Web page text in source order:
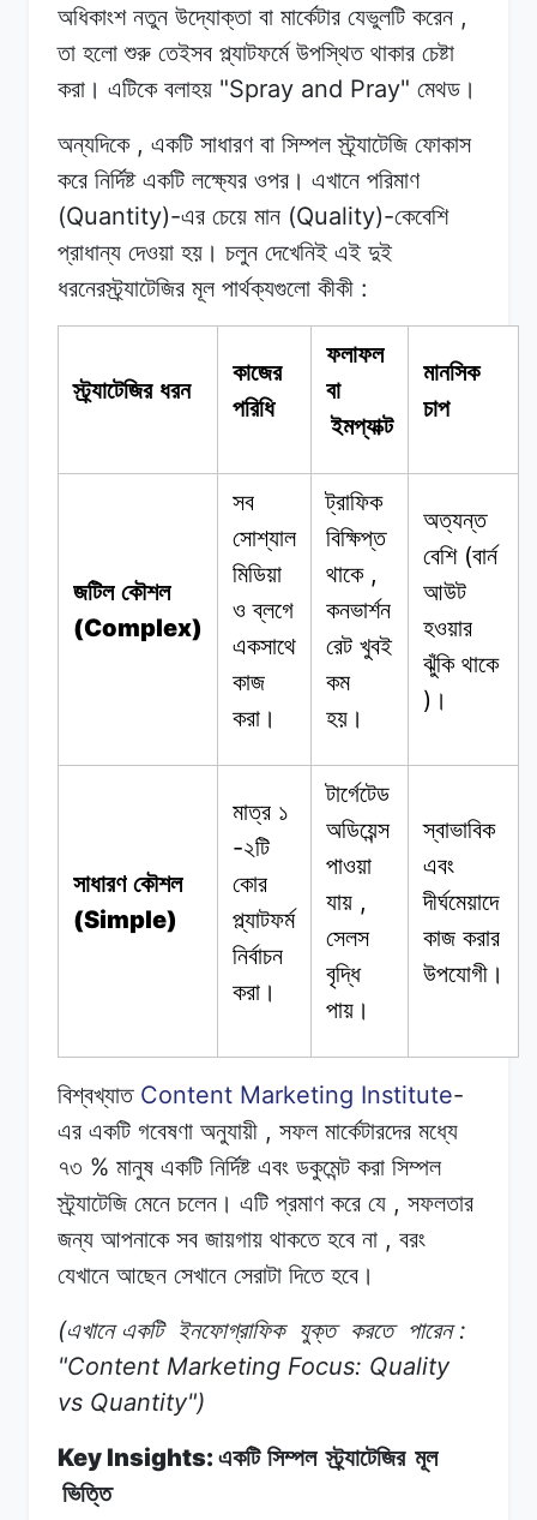
অধিকাংশ নতুন উদ্যোক্তা বা মার্কেটার যেভুলটি করেন ,
তা হলো শুরু তেইসব প্ল্যাটফর্মে উপস্থিত থাকার চেষ্টা
করা। এটিকে বলাহয় "Spray and Pray" মেথড।
অন্যদিকে, একটি সাধারণ বা সিম্পল স্ট্র্যাটেজি ফোকাস
করে নির্দিষ্ট একটি লক্ষ্যের ওপর। এখানে পরিমাণ
(Quantity)-এর চেয়ে মান (Quality)-কেবেশি
প্রাধান্য দেওয়া হয়। চলুন দেখেনিই এই দুই
ধরনেরস্ট্র্যাটেজির মূল পার্থক্যগুলো কীকী :
স্ট্র্যাটেজির ধরন
কাজের
পরিধি
ফলাফল
বা
ইমপ্যাক্ট
মানসিক
চাপ
জটিল কৌশল
(Complex)
সব
সোশ্যাল
মিডিয়া
ও ব্লগে
একসাথে
কাজ
করা।
ট্রাফিক
বিক্ষিপ্ত
থাকে,
কনভার্শন
রেট খুবই
কম
হয়।
অত্যন্ত
বেশি(বার্ন
আউট
হওয়ার
ঝুঁকি থাকে
) ।
সাধারণ কৌশল
(Simple)
মাত্র ১
-২টি
কোর
প্ল্যাটফর্ম
নির্বাচন
করা।
টার্গেটেড
অডিয়েন্স
পাওয়া
যায় ,
সেলস
বৃদ্ধি
পায়।
স্বাভাবিক
এবং
দীর্ঘমেয়াদে
কাজ করার
উপযোগী।
বিশ্বখ্যাত Content Marketing Institute-
এর একটি গবেষণা অনুযায়ী , সফল মার্কেটারদের মধ্যে
৭৩ % মানুষ একটি নির্দিষ্ট এবং ডকুমেন্ট করা সিম্পল
স্ট্র্যাটেজি মেনে চলেন। এটি প্রমাণ করে যে , সফলতার
জন্য আপনাকে সব জায়গায় থাকতে হবে না , বরং
যেখানে আছেন সেখানে সেরাটা দিতে হবে।
(এখানে একটি ইনফোগ্রাফিক যুক্ত করতে পারেন:
"Content Marketing Focus: Quality
vs Quantity")
Key Insights: একটি সিম্পল স্ট্র্যাটেজির মূল
ভিত্তি